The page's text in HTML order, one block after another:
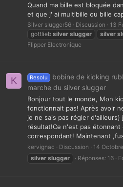
Quand ma bille est bloquée
et que j' ai multibille ou bille
Silver slugger56 Discussion
13
gottlieb silver slugger silver
Flipper Electronique
K Resolu
bobine de kicking
marche du silver slugger
Bonjour tout le monde, Mon
fonctionnait pas! Après avoir
je ne sais pas régler
résultat!Ce n'est pas étonnant
correspondant! Maintenant
kervignac Discussion 14
silver slugger Réponses: 16